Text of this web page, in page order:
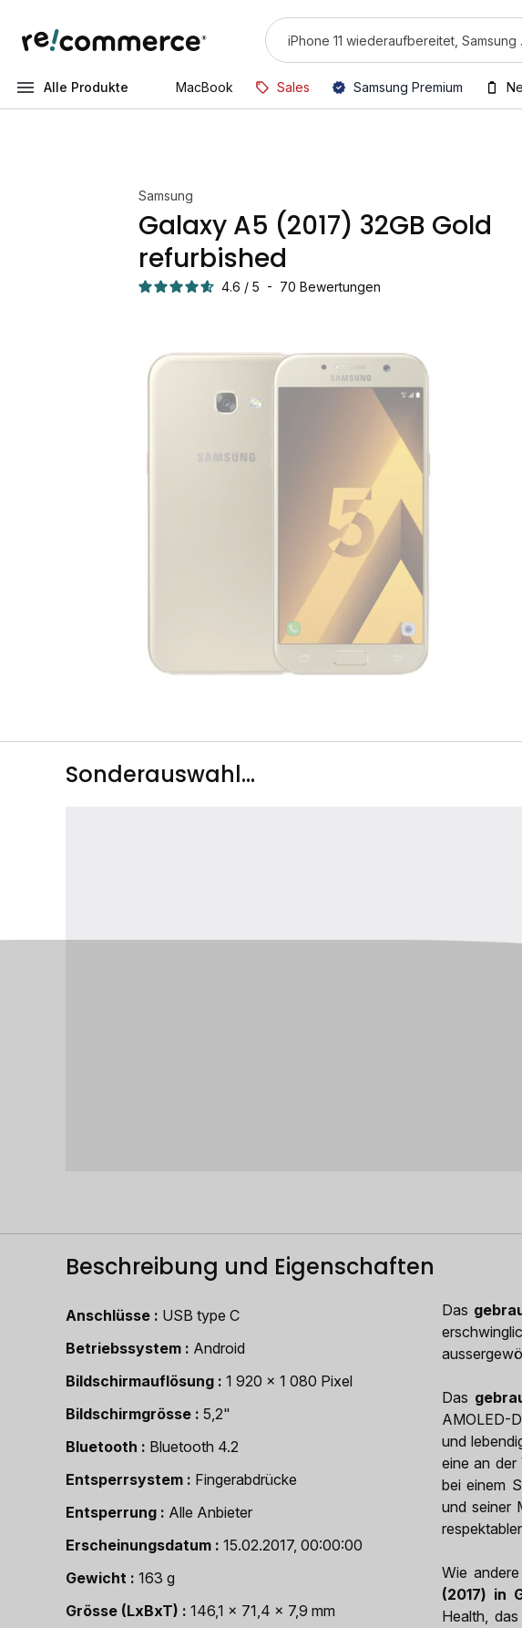
Alle Produkte MacBook Sales Samsung Premium
Samsung
Galaxy A5 (2017) 32GB Gold
refurbished
4.6 / 5 - 70 Bewertungen
Sonderauswahl...
Beschreibung und Eigenschaften
Anschlüsse
USB type C
Betriebssystem
Android
Bildschirmauflösung
1 920 x 1 080 Pixel
Bildschirmgrösse
5,2"
Bluetooth
Bluetooth 4.2
Entsperrsystem
Fingerabdrücke
Entsperrung
Alle Anbieter
Erscheinungsdatum
15.02.2017, 00:00:00
Gewicht
163 g
Grösse (LxBxT)
146,1 x 71,4 x 7,9 mm
Das
Das
AMOLED-
und
eine an der
bei einem
und seiner
Wie
(2017) in
Health,